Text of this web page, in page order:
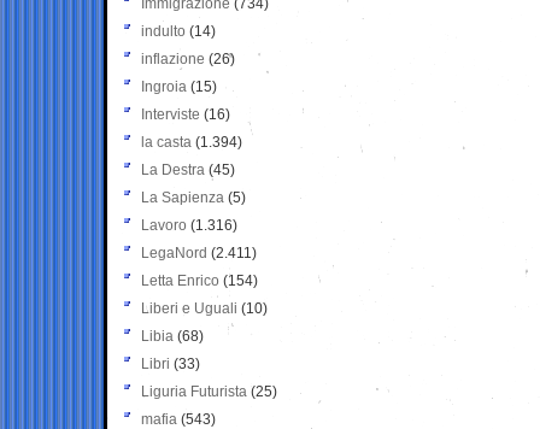
Immigrazione (734)
indulto (14)
inflazione (26)
Ingroia (15)
Interviste (16)
la casta (1.394)
La Destra (45)
La Sapienza (5)
Lavoro (1.316)
LegaNord (2.411)
Letta Enrico (154)
Liberi e Uguali (10)
Libia (68)
Libri (33)
Liguria Futurista (25)
mafia (543)